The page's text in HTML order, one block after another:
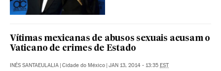
Vítimas mexicanas de abusos sexuais acusam o
Vaticano de crimes de Estado
INÉS SANTAEULALIA | Cidade do México | JAN 13, 2014 - 13:35 EST